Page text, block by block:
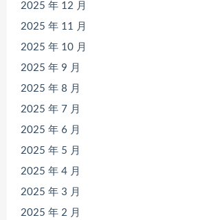
2025 年 12 月
2025 年 11 月
2025 年 10 月
2025 年 9 月
2025 年 8 月
2025 年 7 月
2025 年 6 月
2025 年 5 月
2025 年 4 月
2025 年 3 月
2025 年 2 月